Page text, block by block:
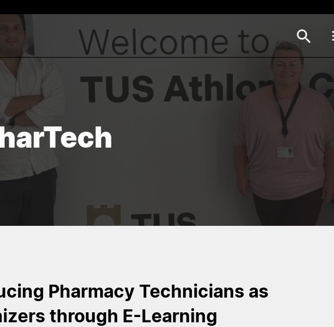
Mestrados
Microcredenciações
Preparação para o acesso ao
ALUNO
Provedor do Estudante
Pharmacy Technicians as
through E-Learning